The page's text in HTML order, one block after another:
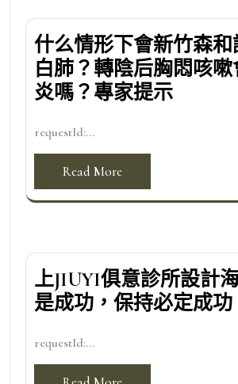
什么情形下會新竹森
白肺？轉陰后胸悶咳
炎嗎？專家提示
requestId:...
Read More
上JIUYI俱意診所設計
是成功，保持必定成功
requestId:...